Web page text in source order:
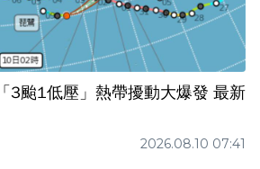
3颱1低壓」熱帶擾動大爆發 最新
2026.08.10 07:41